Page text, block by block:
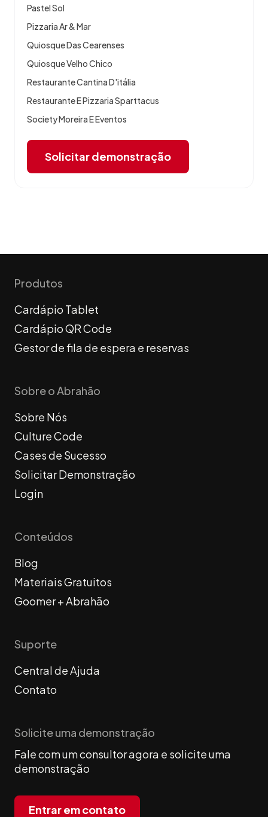
Pastel Sol
Pizzaria Ar & Mar
Quiosque Das Cearenses
Quiosque Velho Chico
Restaurante Cantina D'itália
Restaurante E Pizzaria Sparttacus
Society Moreira E Eventos
Solicitar demonstração
Produtos
Cardápio Tablet
Cardápio QR Code
Gestor de fila de espera e reservas
Sobre o Abrahão
Sobre Nós
Culture Code
Cases de Sucesso
Solicitar Demonstração
Login
Conteúdos
Blog
Materiais Gratuitos
Goomer + Abrahão
Suporte
Central de Ajuda
Contato
Solicite uma demonstração
Fale com um consultor agora e solicite uma
demonstração
Entrar em contato